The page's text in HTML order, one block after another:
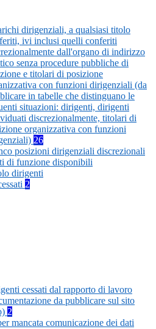
dirigenziali, a qualsiasi titolo
ivi inclusi quelli conferiti
dall'organo di indirizzo
senza procedure pubbliche di
e titolari di posizione
con funzioni dirigenziali (da
in tabelle che distinguano le
situazioni: dirigenti, dirigenti
discrezionalmente, titolari di
organizzativa con funzioni
26
posizioni dirigenziali discrezionali
di funzione disponibili
dirigenti
2
cessati dal rapporto di lavoro
da pubblicare sul sito
2
mancata comunicazione dei dati